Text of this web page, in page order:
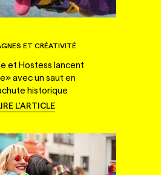
ET CRÉATIVITÉ
et Hostess lancent
avec un saut en
historique
L'ARTICLE